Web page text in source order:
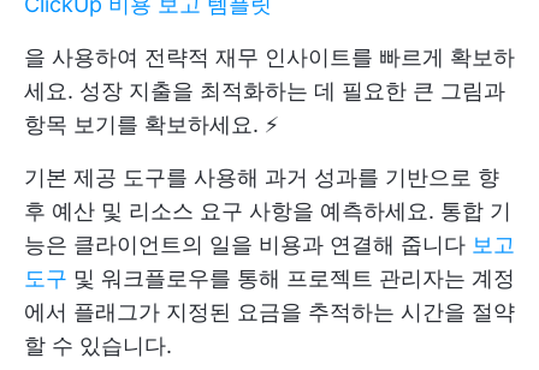
을 사용하여 전략적 재무 인사이트를 빠르게 확보하
세요. 성장 지출을 최적화하는 데 필요한 큰 그림과
항목 보기를 확보하세요. ⚡️
기본 제공 도구를 사용해 과거 성과를 기반으로 향
후 예산 및 리소스 요구 사항을 예측하세요. 통합 기
능은 클라이언트의 일을 비용과 연결해 줍니다 보고
도구 및 워크플로우를 통해 프로젝트 관리자는 계정
에서 플래그가 지정된 요금을 추적하는 시간을 절약
할 수 있습니다.